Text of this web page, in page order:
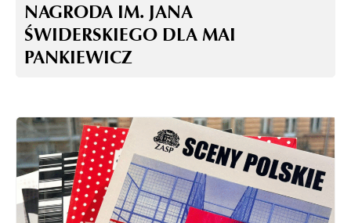
NAGRODA IM. JANA
ŚWIDERSKIEGO DLA MAI
PANKIEWICZ